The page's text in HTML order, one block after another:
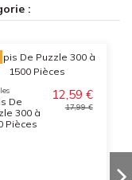
:
De
300 à
Pièces
12,59 €
17,99 €